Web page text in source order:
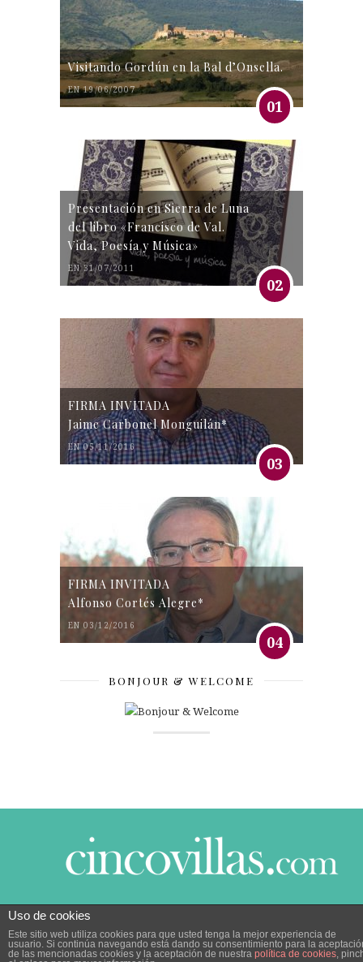
Visitando Gordún en la Bal d’Onsella.
EN 19/06/2007
01
Presentación en Sierra de Luna
del libro «Francisco de Val.
Vida, Poesía y Música»
EN 31/07/2011
02
FIRMA INVITADA
Jaime Carbonel Monguilán*
EN 05/11/2016
03
FIRMA INVITADA
Alfonso Cortés Alegre*
EN 03/12/2016
04
BONJOUR & WELCOME
© 2014 CINCO VILLAS CONTIGO DESDE EL AÑO
2005.POLÍTICA DE PRIVACIDAD| POLÍTICA DE
COOKIES
Uso de cookies
Este sitio web utiliza cookies para que usted tenga la mejor experiencia de
usuario. Si continúa navegando está dando su consentimiento para la
de las mencionadas cookies y la aceptación de nuestra política de cookies,